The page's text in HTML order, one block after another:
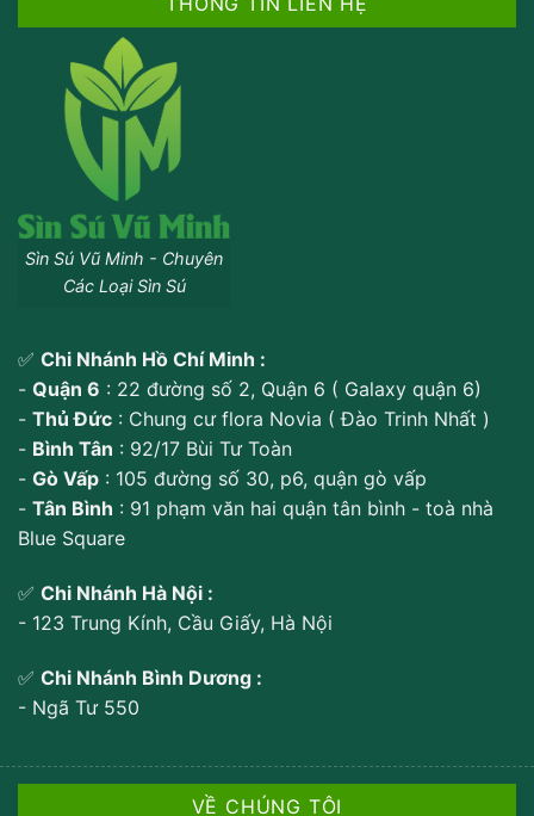
Sìn Sú Vũ Minh - Chuyên
Các Loại Sìn Sú
✅ Chi Nhánh Hồ Chí Minh :
- Quận 6 : 22 đường số 2, Quận 6 ( Galaxy quận 6)
- Thủ Đức : Chung cư flora Novia ( Đào Trinh Nhất )
- Bình Tân : 92/17 Bùi Tư Toàn
- Gò Vấp : 105 đường số 30, p6, quận gò vấp
- Tân Bình : 91 phạm văn hai quận tân bình - toà nhà
Blue Square
✅ Chi Nhánh Hà Nội :
- 123 Trung Kính, Cầu Giấy, Hà Nội
✅ Chi Nhánh Bình Dương :
- Ngã Tư 550
VỀ CHÚNG TÔI